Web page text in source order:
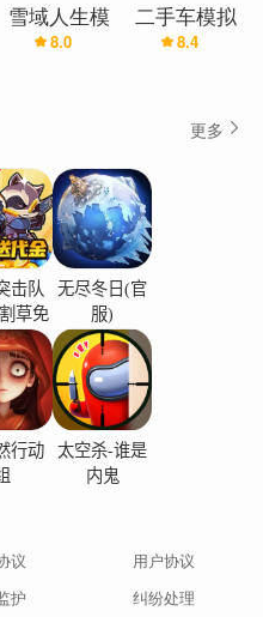
雪域人生模
拟器
8.0
二手车模拟
器
8.4
更多
击队
草免
)
无尽冬日(官
服)
行动
太空杀-谁是
内鬼
议
用户协议
护 纠纷处理